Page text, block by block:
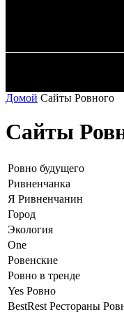
Домой Сайты Ровного
Сайты
Ровно будущего
Ривненчанка
Я Ривненчанин
Город
Экология
One
Ровенские
Ровно в тренде
Yes Ровно
BestRest Рестораны